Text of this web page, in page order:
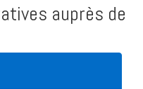
auprès de